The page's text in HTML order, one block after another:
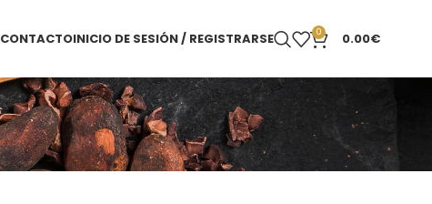
CONTACTOINICIO DE SESIÓN / REGISTRARSE 0 0.00€